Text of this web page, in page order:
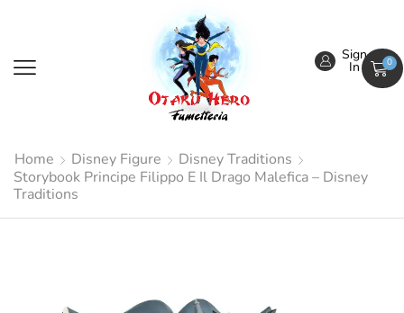
Sign
In 0
Home Disney Figure
Disney Traditions
Storybook Principe Filippo E Il Drago Malefica – Disney
Traditions